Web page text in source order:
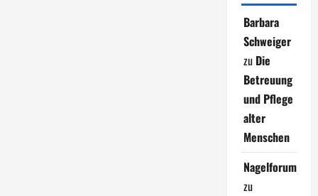
Barbara
Schweiger
zu Die
Betreuung
und Pflege
alter
Menschen
Nagelforum
zu